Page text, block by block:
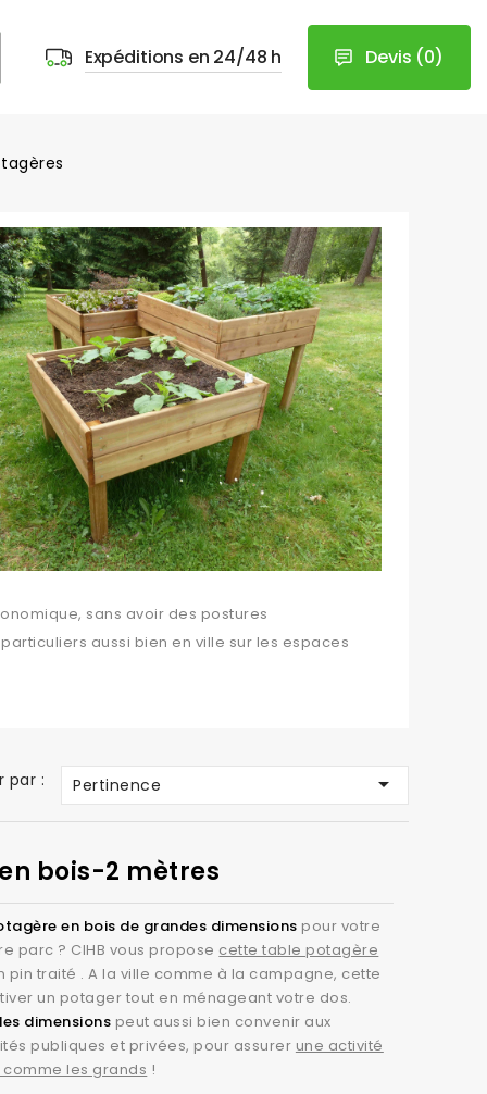
Expéditions en 24/48 h Devis (0)
sans avoir des postures
aussi bien en ville sur les espaces
de l'orientation ( hombre et/ou soleil). La table
elle peut aussi recevoir fraises, tomates,
de se baisser pour profiter pleinement des
prêtent parfaitement au carré jardinier.
d'idées pour sélectionner les cultures
au climat de votre région, à
par : Pertinence 
bois-2 mètres
en bois de grandes dimensions pour votre
parc ? CIHB vous propose cette table potagère
pin traité . A la ville comme à la campagne, cette
un potager tout en ménageant votre dos.
dimensions peut aussi bien convenir aux
publiques et privées, pour assurer une activité
les grands !